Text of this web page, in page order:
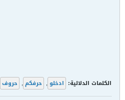
الكلمات الدلالية: ادخلو , حرفكم , حروف